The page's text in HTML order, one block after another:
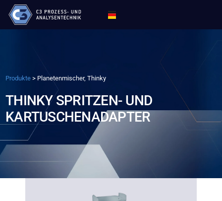
Produkte > Planetenmischer, Thinky
THINKY SPRITZEN- UND
KARTUSCHENADAPTER